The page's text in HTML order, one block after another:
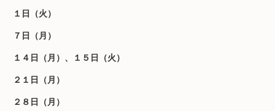
１日（火）
７日（月）
１４日（月）、１５日（火）
２１日（月）
２８日（月）